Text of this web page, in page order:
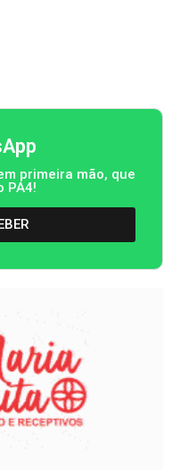
primeira mão, que
PA4!